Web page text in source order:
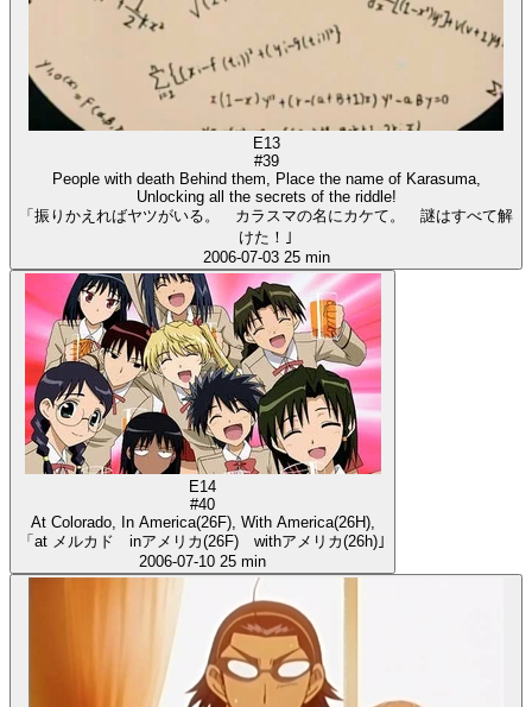
E13
#39
People with death Behind them, Place the name of Karasuma,
Unlocking all the secrets of the riddle!
「振りかえればヤツがいる。 カラスマの名にカケて。 謎はすべて解
けた！｣
2006-07-03 25 min
E14
#40
At Colorado, In America(26F), With America(26H),
「at メルカド inアメリカ(26F) withアメリカ(26h)｣
2006-07-10 25 min